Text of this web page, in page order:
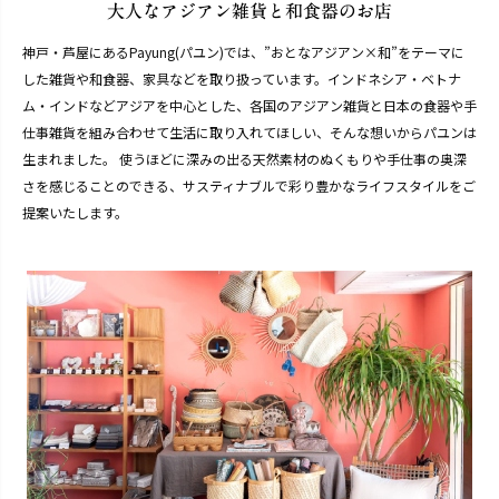
神戸・芦屋にあるPayung(パユン)では、”おとなアジアン×和”をテーマに
した雑貨や和食器、家具などを取り扱っています。インドネシア・ベトナ
ム・インドなどアジアを中心とした、各国のアジアン雑貨と日本の食器や手
仕事雑貨を組み合わせて生活に取り入れてほしい、そんな想いからパユンは
生まれました。 使うほどに深みの出る天然素材のぬくもりや手仕事の奥深
さを感じることのできる、サスティナブルで彩り豊かなライフスタイルをご
提案いたします。